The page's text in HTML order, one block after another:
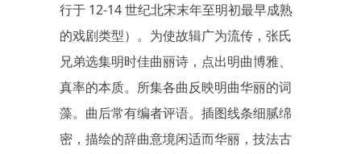
行于 12-14 世纪北宋末年至明初最早成熟
的戏剧类型）。为使故辑广为流传，张氏
兄弟选集明时佳曲丽诗，点出明曲博雅、
真率的本质。所集各曲反映明曲华丽的词
藻。曲后常有编者评语。插图线条细腻绵
密，描绘的辞曲意境闲适而华丽，技法古